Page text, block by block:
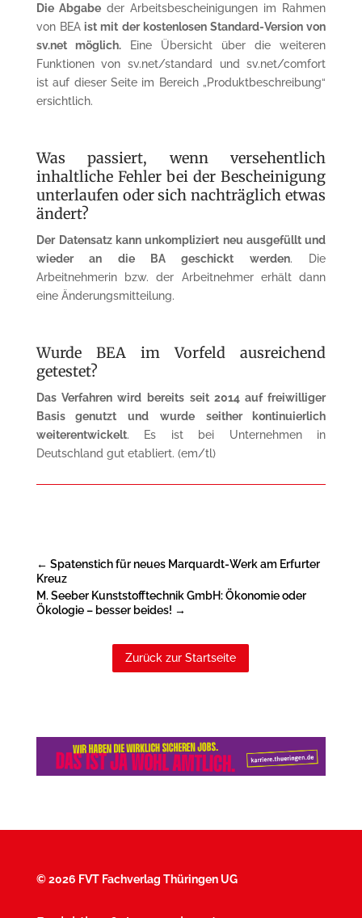
Die Abgabeder Arbeitsbescheinigungen im Rahmen
von BEA ist mit der kostenlosen Standard-Version von
sv.net möglich.Eine Übersicht über die weiteren
Funktionen von sv.net/standard und sv.net/comfort
ist auf dieser Seite im Bereich „Produktbeschreibung“
ersichtlich.
Was passiert, wenn versehentlich
inhaltliche Fehler bei der Be­scheinigung
unterlaufen oder sich nach­träglich etwas
ändert?
Der Datensatz kann unkompliziert neu ausgefüllt und
wieder an die BA geschickt werden. Die
Arbeitnehmerin bzw. der Arbeit­nehmer erhält dann
eine Änderungsmitteilung.
Wurde BEA im Vorfeld ausreichend
getestet?
Das Verfahren wird bereits seit 2014 auf freiwilliger
Basis genutzt
und wurde
seither kontinuierlich
weiterentwickelt. Es ist bei Unternehmen in
Deutschland gut etabliert. (em/tl)
← Spatenstich für neues Marquardt-Werk am Erfurter
Kreuz
M. Seeber Kunststofftechnik GmbH: Ökonomie oder
Ökologie – besser beides! →
Zurück zur Startseite
©2026 FVT Fachverlag Thüringen UG